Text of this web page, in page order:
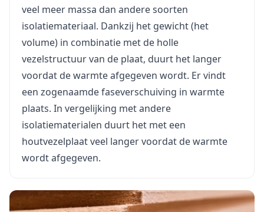
veel meer massa dan andere soorten
isolatiemateriaal. Dankzij het gewicht (het
volume) in combinatie met de holle
vezelstructuur van de plaat, duurt het langer
voordat de warmte afgegeven wordt. Er vindt
een zogenaamde faseverschuiving in warmte
plaats. In vergelijking met andere
isolatiematerialen duurt het met een
houtvezelplaat veel langer voordat de warmte
wordt afgegeven.